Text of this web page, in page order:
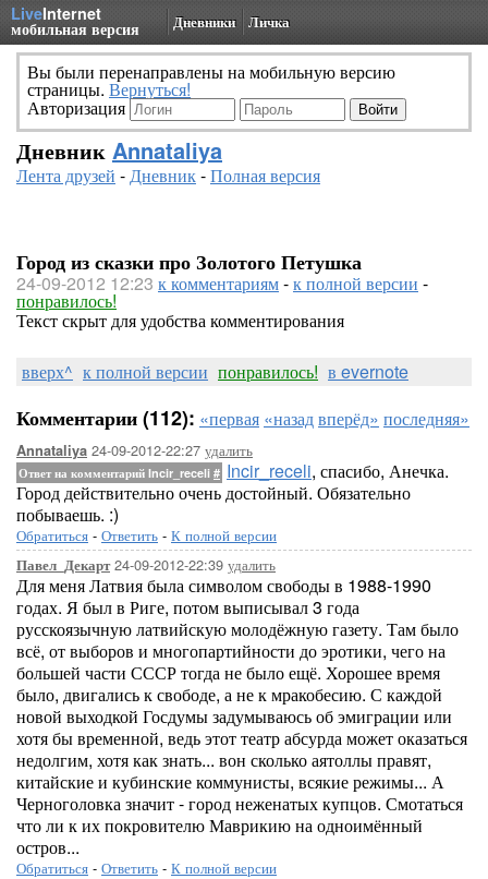
LiveInternet
мобильная версия Дневники Личка
Вы были перенаправлены на мобильную версию
страницы. Вернуться!
Авторизация
Дневник Annataliya
Лента друзей -Дневник-Полная версия
Город из сказки про Золотого Петушка
24-09-2012 12:23 к комментариям-к полной версии -
понравилось!
Текст скрыт для удобства комментирования
вверх^ к полной версии понравилось! в evernote
Комментарии (112): «первая «назадвперёд» последняя»
Annataliya 24-09-2012-22:27 удалить
Ответ на комментарий Incir_receli # Incir_receli, спасибо, Анечка.
Город действительно очень достойный. Обязательно
побываешь. :)
Обратиться - Ответить - К полной версии
Павел_Декарт24-09-2012-22:39 удалить
Для меня Латвия была символом свободы в 1988-1990
годах. Я был в Риге, потом выписывал 3 года
русскоязычную латвийскую молодёжную газету. Там было
всё, от выборов и многопартийности до эротики, чего на
большей части СССР тогда не было ещё. Хорошее время
было, двигались к свободе, а не к мракобесию. С каждой
новой выходкой Госдумы задумываюсь об эмиграции или
хотя бы временной, ведь этот театр абсурда может оказаться
недолгим, хотя как знать... вон сколько аятоллы правят,
китайские и кубинские коммунисты, всякие режимы... А
Черноголовка значит - город неженатых купцов. Смотаться
что ли к их покровителю Маврикию на одноимённый
остров...
Обратиться - Ответить - К полной версии